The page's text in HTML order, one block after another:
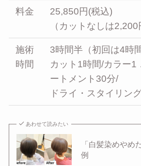
料金
25,850円(税込)
（カットなしは2,200
施術
時間
3時間半（初回は4時
カット1時間/カラー1
ートメント30分/
ドライ・スタイリン
あわせて読みたい
「白髪染めやめ
例